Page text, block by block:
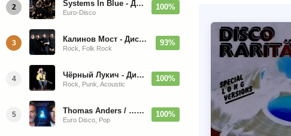
2 Systems In Blue - Дискография (2020-2026)
Euro-Disco
100%
3 Калинов Мост - Дискография (1986-2026)
Rock, Folk Rock
93%
4 Чёрный Лукич - Дискография (1987-2014)
Rock, Punk, Acoustic
100%
5 Thomas Anders / … Sings Modern Talking: The Best hi-res
Euro Disco, Pop
100%